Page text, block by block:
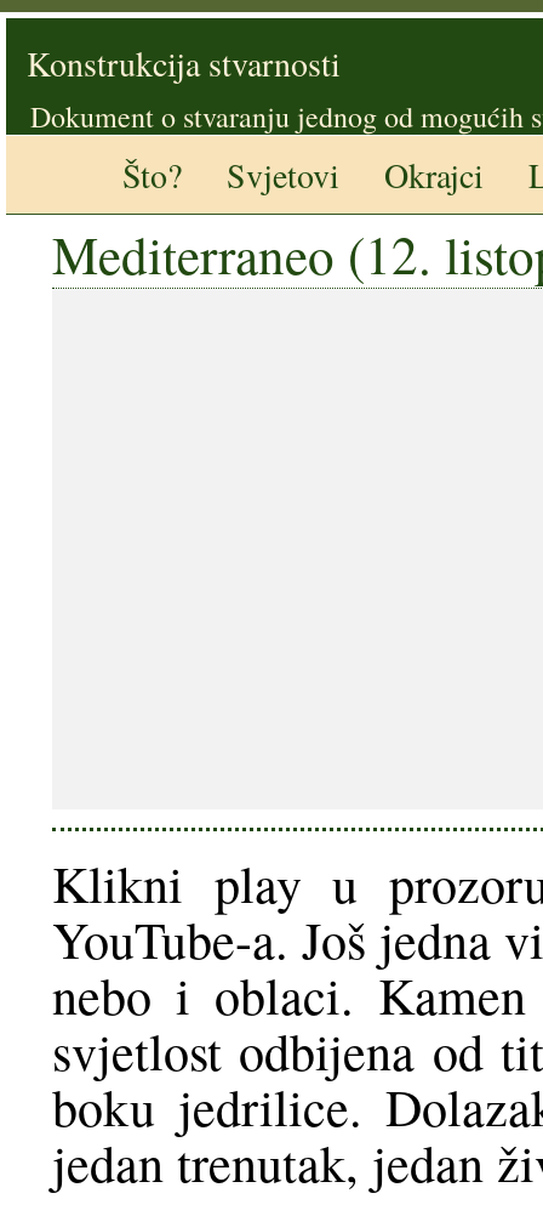
Konstrukcija stvarnosti
Dokument o stvaranju jednog od mogućih
Što? Svjetovi Okrajci
Mediterraneo (12.
Klikni play u
YouTube-a. Još jedna
nebo i oblaci.
svjetlost odbijena od
boku jedrilice.
jedan trenutak, jedan